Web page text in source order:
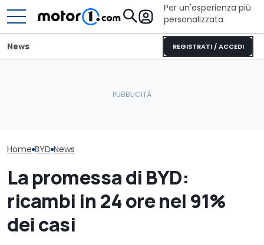
Per un'esperienza più
personalizzata
REGISTRATI / ACCEDI
News
Home BYD News
La promessa di BYD:
ricambi in 24 ore nel 91%
dei casi